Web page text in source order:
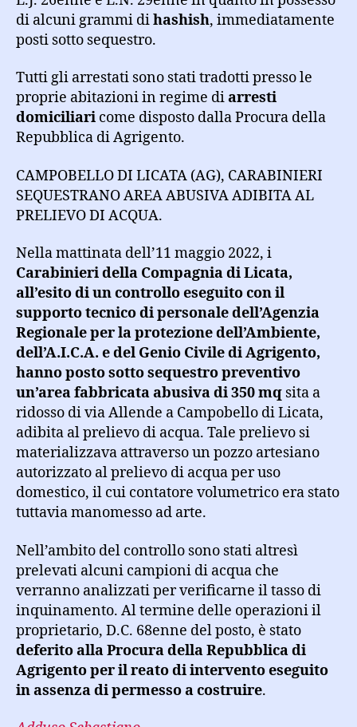
di alcuni grammi dihashish, immediatamente
posti sotto sequestro.
Tutti gli arrestati sono stati tradotti presso le
proprie abitazioni in regime diarresti
domiciliari come disposto dalla Procura della
Repubblica di Agrigento.
CAMPOBELLO DI LICATA (AG), CARABINIERI
SEQUESTRANO AREA ABUSIVA ADIBITA AL
PRELIEVO DI ACQUA.
Nella mattinata dell’11 maggio 2022, i
Carabinieri della Compagnia di Licata,
all’esito di un controllo eseguito con il
supporto tecnico di personale dell’Agenzia
Regionale per la protezione dell’Ambiente,
dell’A.I.C.A. e del Genio Civile di Agrigento,
hanno posto sotto sequestro preventivo
un’area fabbricata abusiva di 350 mq sita a
ridosso di via Allende a Campobello di Licata,
adibita al prelievo di acqua. Tale prelievo si
materializzava attraverso un pozzo artesiano
autorizzato al prelievo di acqua per uso
domestico, il cui contatore volumetrico era stato
tuttavia manomesso ad arte.
Nell’ambito del controllo sono stati altresì
prelevati alcuni campioni di acqua che
verranno analizzati per verificarne il tasso di
inquinamento. Al termine delle operazioni il
proprietario, D.C. 68enne del posto, è stato
deferito alla Procura della Repubblica di
Agrigento per il reato di intervento eseguito
in assenza di permesso a costruire.